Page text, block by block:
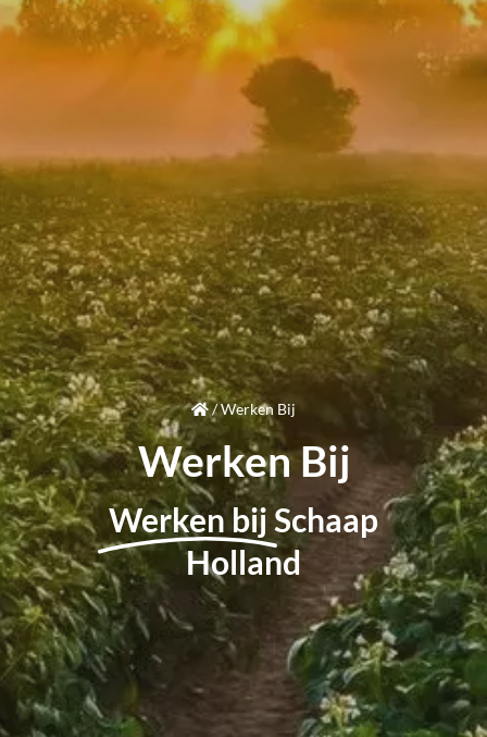
/Werken Bij
Werken Bij
Werken bijSchaap
Holland